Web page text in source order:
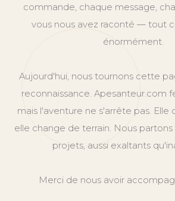
commande, chaque message,
vous nous avez raconté — tout
énormément.
Aujourd'hui, nous tournons cette
reconnaissance. Apesanteur.com
mais l'aventure ne s'arrête pas. Elle
elle change de terrain. Nous
projets, aussi exaltants
Merci de nous avoir